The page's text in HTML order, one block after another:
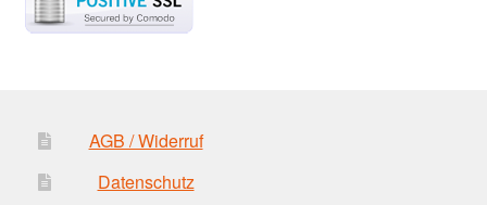
AGB / Widerruf
Datenschutz